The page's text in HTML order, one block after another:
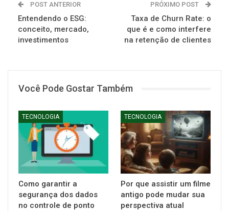
POST ANTERIOR
Entendendo o ESG:
conceito, mercado,
investimentos
PRÓXIMO POST
Taxa de Churn Rate: o
que é e como interfere
na retenção de clientes
Você Pode Gostar Também
TECNOLOGIA
Como garantir a
segurança dos dados
no controle de ponto
TECNOLOGIA
Por que assistir um filme
antigo pode mudar sua
perspectiva atual